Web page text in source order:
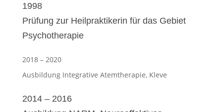
1998
Prüfung zur Heilpraktikerin für das Gebiet
Psychotherapie
2018 – 2020
Ausbildung Integrative Atemtherapie, Kleve
2014 – 2016